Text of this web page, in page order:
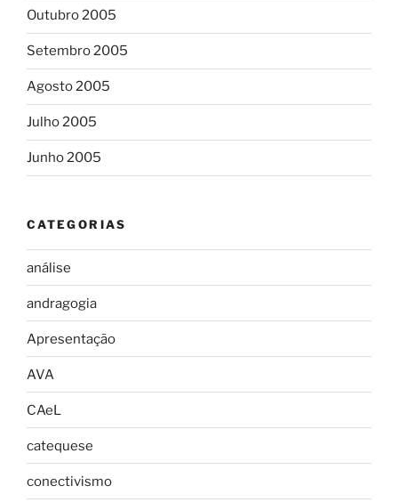
Outubro 2005
Setembro 2005
Agosto 2005
Julho 2005
Junho 2005
CATEGORIAS
análise
andragogia
Apresentação
AVA
CAeL
catequese
conectivismo